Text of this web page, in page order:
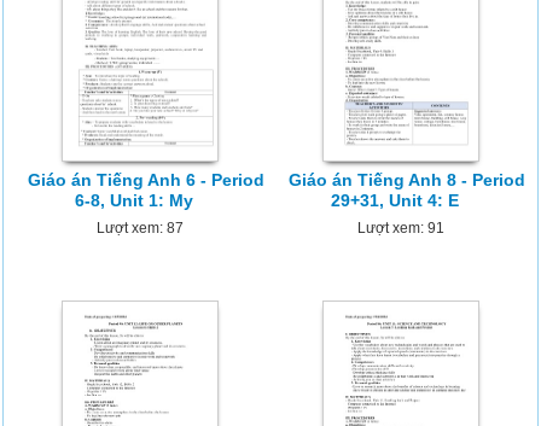
Giáo án Tiếng Anh 6 - Period
6-8, Unit 1: My
Lượt xem: 87
Giáo án Tiếng Anh 8 - Period
29+31, Unit 4: E
Lượt xem: 91